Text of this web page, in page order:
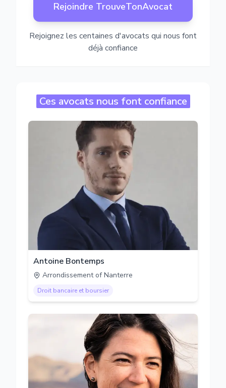
Rejoindre TrouveTonAvocat
Rejoignez les centaines d'avocats qui nous font
déjà confiance
Ces avocats nous font confiance
Antoine Bontemps
Arrondissement of Nanterre
Droit bancaire et boursier